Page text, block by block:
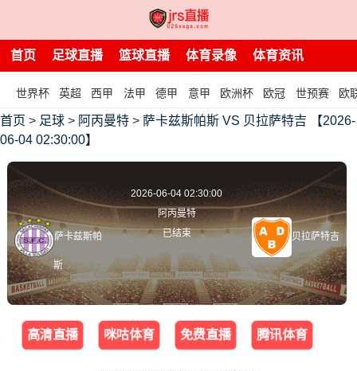
首页 足球直播 篮球直播 体育录像 体育资讯
世界杯 英超 西甲 法甲 德甲 意甲 欧洲杯 欧冠 世预赛 欧
首页 > 足球 > 阿丙曼特 > 萨卡兹斯帕斯 VS 贝拉萨特吉 【2026-
06-04 02:30:00】
萨卡兹斯帕
斯
2026-06-04 02:30:00
阿丙曼特
已结束
贝拉萨特吉
高清直播 咪咕体育 免费直播 腾讯体育